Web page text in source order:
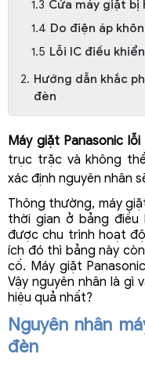
Cửa máy giặt bị
Do điện áp
Lỗi IC điều
Hướng dẫn khắc
đèn
Máy giặt Panasonic lỗi
trục trặc và không
xác định nguyên nhân
Thông thường, máy
thời gian ở bảng điều
được chu trình hoạt
ích đó thì bảng này
cố. Máy giặt
Vậy nguyên nhân là gì
hiệu quả nhất?
Nguyên nhân
đèn